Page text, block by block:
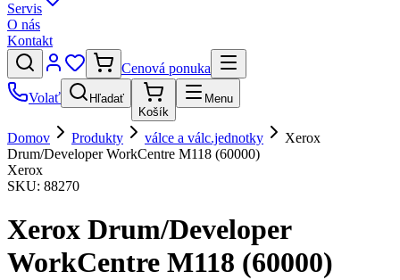
Servis
O nás
Kontakt
Cenová ponuka
Volať
Hľadať
Košík
Menu
Domov Produkty válce a válc.jednotky
Xerox
Drum/Developer WorkCentre M118 (60000)
Xerox
SKU: 88270
Xerox Drum/Developer
WorkCentre M118 (60000)